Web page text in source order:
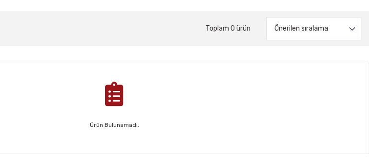
Toplam 0 ürün
Ürün Bulunamadı.